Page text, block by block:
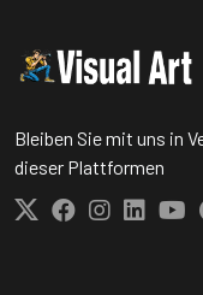
Bleiben Sie mit uns in
dieser Plattformen